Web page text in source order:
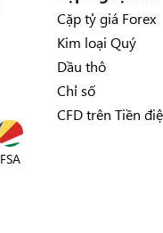
FSA
Cặp tỷ giá Forex
Kim loại Quý
Dầu thô
Chỉ số
CFD trên Tiền